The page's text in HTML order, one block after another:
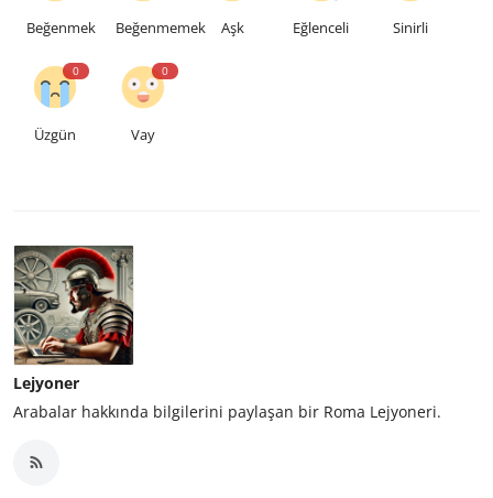
Beğenmek Beğenmemek Aşk Eğlenceli Sinirli
0
Üzgün
0
Vay
Lejyoner
Arabalar hakkında bilgilerini paylaşan bir Roma Lejyoneri.